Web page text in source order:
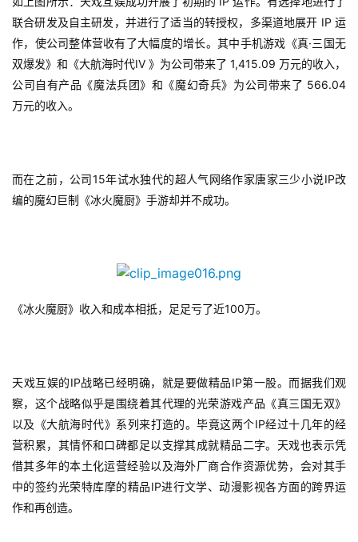
中
文
(
中
国
)
联合研发及自主研发，并进行了适当的转授权，多渠道地展开 IP 运
作，使公司整体营收有了大幅度的增长。其中手机游戏《真·三国无
双爆发》和《大航海时代IV 》为公司带来了 1,415.09 万元的收入，
公司自有产品《魔法兵团》和《魔幻奇兵》为公司带来了
万元的收入。
而在之前，公司 15年试水独代的超人气网络作家唐家三少小说IP改
编的魔幻巨制《冰火魔厨》手游却并不成功。
《冰火魔厨》收入和成本相抵，足足亏了近100 万。
天戏互娱的 IP战略已经明确，就是要做精品 IP第一股。而据我们观
察，这个战略似乎是围绕着其代理的光荣游戏产品《真三国无双》
以及《大航海时代》系列来打造的。毕竟这两个IP经过十几年的经
营积累，其情怀和口碑都足以支撑其成就精品二字。天戏也表示凭
借其多年的本土化运营经验以及海外厂商合作资源优势，会对其手
中的签约光荣特库摩的精品 IP进行文学、动漫影视各方面的跨界运
作和再创造。